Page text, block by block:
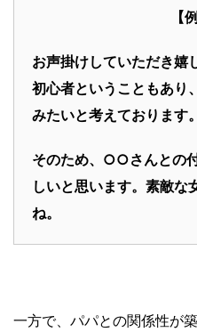
【
お声掛けしていただき嬉
初心者ということもあり
みたいと考えております。
そのため、○○さんとの
しいと思います。素敵な
ね。
一方で、パパとの関係性が